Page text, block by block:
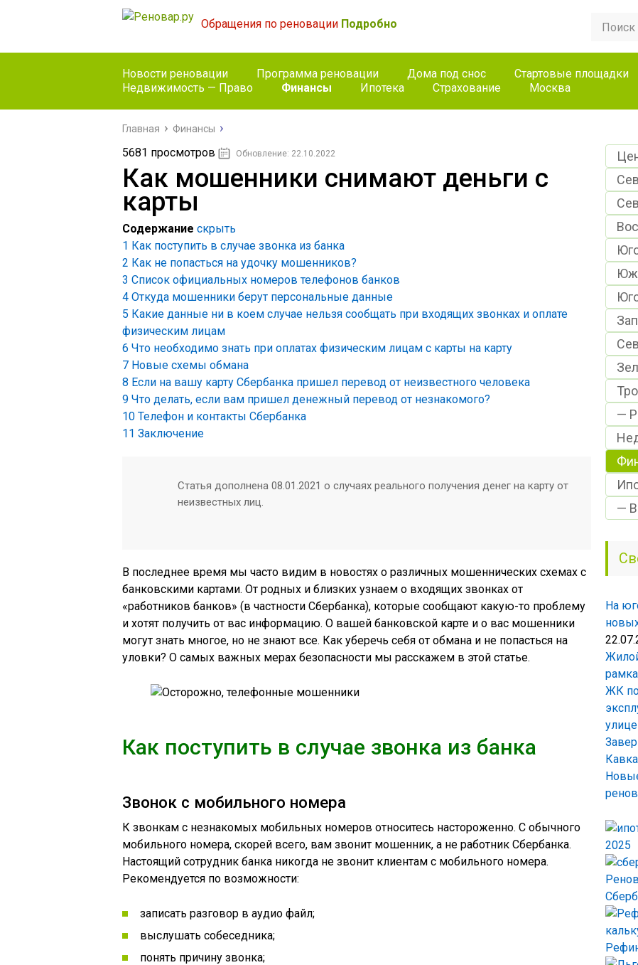
Обращения по реновации Подробно
Новости реновации Программа реновации Дома под снос Стартовые площадки
Недвижимость — Право
Финансы Ипотека Страхование Москва
Главная Финансы
5681 просмотров Обновление: 22.10.2022
Как мошенники снимают деньги с
карты
Содержание скрыть
1 Как поступить в случае звонка из банка
2 Как не попасться на удочку мошенников?
3 Список официальных номеров телефонов банков
4 Откуда мошенники берут персональные данные
5 Какие данные ни в коем случае нельзя сообщать при входящих звонках и оплате
физическим лицам
6 Что необходимо знать при оплатах физическим лицам с карты на карту
7 Новые схемы обмана
8 Если на вашу карту Сбербанка пришел перевод от неизвестного человека
9 Что делать, если вам пришел денежный перевод от незнакомого?
10 Телефон и контакты Сбербанка
11 Заключение
Статья дополнена 08.01.2021 о случаях реального получения денег на карту от
неизвестных лиц.
В последнее время мы часто видим в новостях о различных мошеннических схемах с
банковскими картами. От родных и близких узнаем о входящих звонках от
«работников банков» (в частности Сбербанка), которые сообщают какую-то проблему
и хотят получить от вас информацию. О вашей банковской карте и о вас мошенники
могут знать многое, но не знают все. Как уберечь себя от обмана и не попасться на
уловки? О самых важных мерах безопасности мы расскажем в этой статье.
Как поступить в случае звонка из банка
Звонок с мобильного номера
К звонкам с незнакомых мобильных номеров относитесь настороженно. С обычного
мобильного номера, скорей всего, вам звонит мошенник, а не работник Сбербанка.
Настоящий сотрудник банка никогда не звонит клиентам с мобильного номера.
Рекомендуется по возможности:
записать разговор в аудио файл;
выслушать собеседника;
понять причину звонка;
—
—
На
ЖК
улице
2025